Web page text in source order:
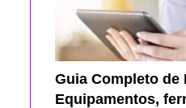
Guia Completo de
Equipamentos,